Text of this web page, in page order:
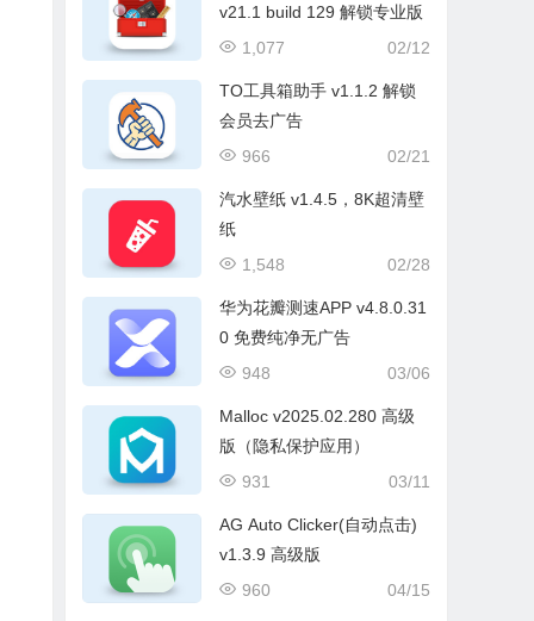
v21.1 build 129 解锁专业版
02/12
1,077
TO工具箱助手 v1.1.2 解锁
会员去广告
02/21
966
汽水壁纸 v1.4.5，8K超清壁
纸
02/28
1,548
华为花瓣测速APP v4.8.0.31
0 免费纯净无广告
03/06
948
Malloc v2025.02.280 高级
版（隐私保护应用）
03/11
931
AG Auto Clicker(自动点击)
v1.3.9 高级版
04/15
960